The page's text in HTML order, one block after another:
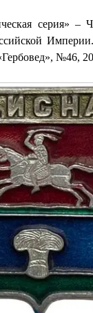
серия» –
№46,